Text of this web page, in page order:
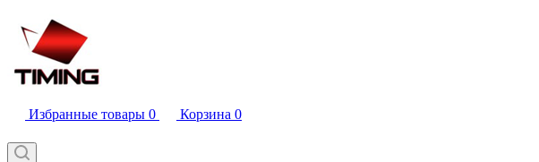
Избранные товары 0 Корзина 0